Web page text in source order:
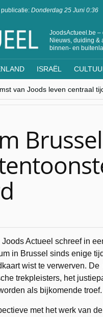
publicatie: Donderdag 25 Juni 0:36
JoodsActueel.be –
Nieuws, duiding &
binnen- en
ISRAËL
van Joods leven centraal
seculiere Westen
de verrassing van Oost-
de beklaagdenbank”
Joods Actueel schreef in
in Brussel sinds enige
wist te verwerven.
trekpleisters, het
als bijkomende troef.
met het werk van